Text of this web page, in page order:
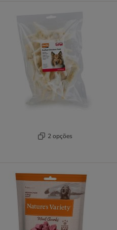
2 opções